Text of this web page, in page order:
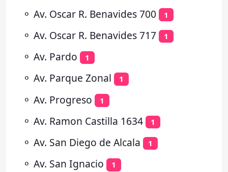
⚬ Av. Oscar R. Benavides 700 1
⚬ Av. Oscar R. Benavides 717 1
⚬ Av. Pardo 1
⚬ Av. Parque Zonal 1
⚬ Av. Progreso 1
⚬ Av. Ramon Castilla 1634 1
⚬ Av. San Diego de Alcala 1
⚬ Av. San Ignacio 1